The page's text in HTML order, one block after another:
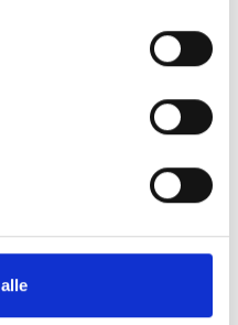
og den generelle
der har sygdommen.
med Type 2-